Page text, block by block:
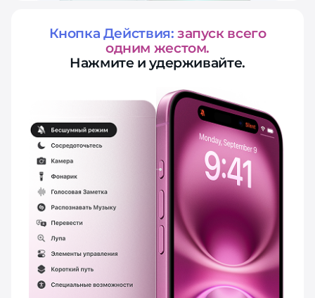
Кнопка Действия:запуск всего
одним жестом.
Нажмите и удерживайте.